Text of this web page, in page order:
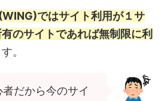
ではサイト利用が１サ
のサイトであれば無制限に利
。
だから今のサイ